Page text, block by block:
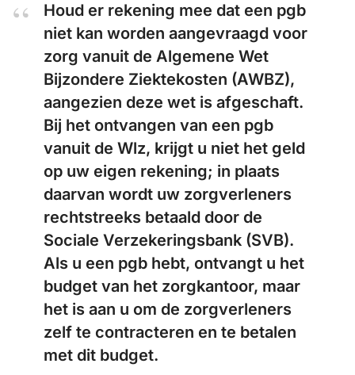
Houd er rekening mee dat een pgb
niet kan worden aangevraagd voor
zorg vanuit de Algemene Wet
Bijzondere Ziektekosten (AWBZ),
aangezien deze wet is afgeschaft.
Bij het ontvangen van een pgb
vanuit de Wlz, krijgt u niet het geld
op uw eigen rekening; in plaats
daarvan wordt uw zorgverleners
rechtstreeks betaald door de
Sociale Verzekeringsbank (SVB).
Als u een pgb hebt, ontvangt u het
budget van het zorgkantoor, maar
het is aan u om de zorgverleners
zelf te contracteren en te betalen
met dit budget.